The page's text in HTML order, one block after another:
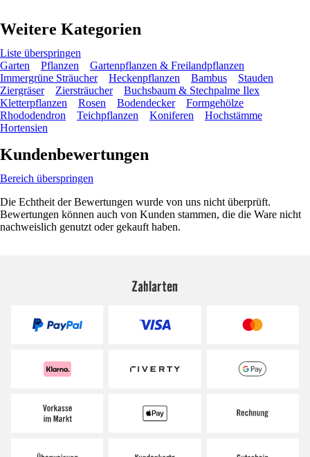
Weitere Kategorien
Liste überspringen
Garten
Pflanzen
Gartenpflanzen & Freilandpflanzen
Immergrüne Sträucher
Heckenpflanzen Bambus
Stauden
Ziergräser
Ziersträucher
Buchsbaum & Stechpalme Ilex
Kletterpflanzen
Rosen Bodendecker
Formgehölze
Rhododendron
Teichpflanzen Koniferen
Hochstämme
Hortensien
Kundenbewertungen
Bereich überspringen
Die Echtheit der Bewertungen wurde von uns nicht überprüft.
Bewertungen können auch von Kunden stammen, die die Ware nicht
nachweislich genutzt oder gekauft haben.
Zahlarten